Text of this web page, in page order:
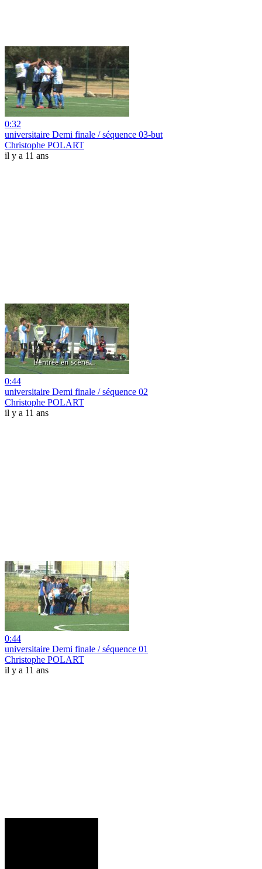
0:32
universitaire Demi finale / séquence 03-but
Christophe POLART
il y a 11 ans
0:44
universitaire Demi finale / séquence 02
Christophe POLART
il y a 11 ans
0:44
universitaire Demi finale / séquence 01
Christophe POLART
il y a 11 ans